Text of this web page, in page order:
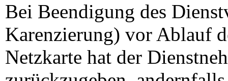
Bei Beendigung des
Karenzierung) vor Ablauf
Netzkarte hat der